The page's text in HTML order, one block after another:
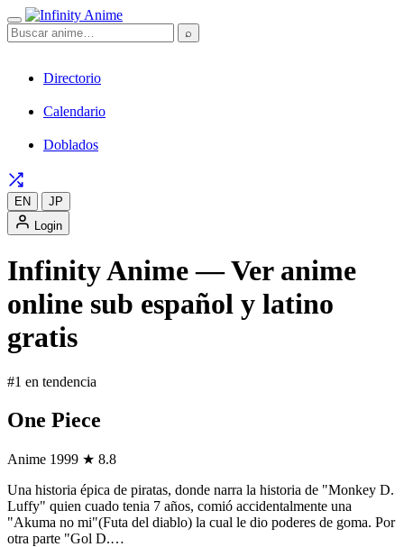
⌕
Directorio
Calendario
Doblados
EN
JP
Login
Infinity Anime — Ver anime
online sub español y latino
gratis
#1 en tendencia
One Piece
Anime 1999 ★ 8.8
Una historia épica de piratas, donde narra la historia de "Monkey D.
Luffy" quien cuado tenia 7 años, comió accidentalmente una
"Akuma no mi"(Futa del diablo) la cual le dio poderes de goma. Por
otra parte "Gol D.…